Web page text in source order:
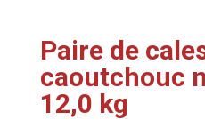
Paire de
caoutchouc
12,0 kg